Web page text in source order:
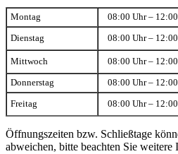
Montag 08:00 Uhr –
Dienstag 08:00 Uhr –
Mittwoch 08:00 Uhr –
Donnerstag 08:00 Uhr –
Freitag 08:00 Uhr –
Öffnungszeiten bzw. Schließtage
abweichen, bitte beachten Sie weitere